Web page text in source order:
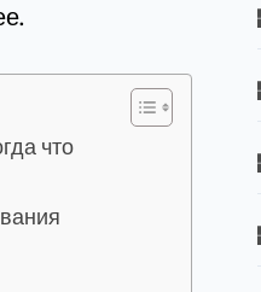
что